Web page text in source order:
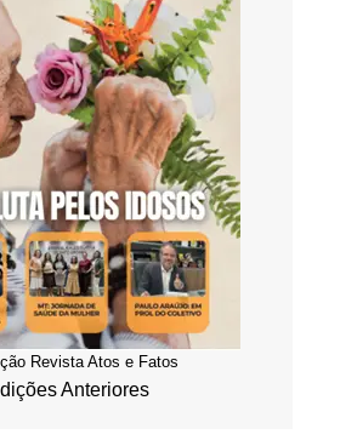
Revista Atos e Fatos
Anteriores